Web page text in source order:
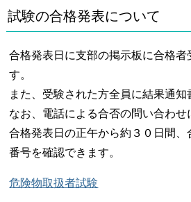
試験の合格発表について
合格発表日に支部の掲示板に合格者
す。
また、受験された方全員に結果通知
なお、電話による合否の問い合わせ
合格発表日の正午から約３０日間、
番号を確認できます。
危険物取扱者試験